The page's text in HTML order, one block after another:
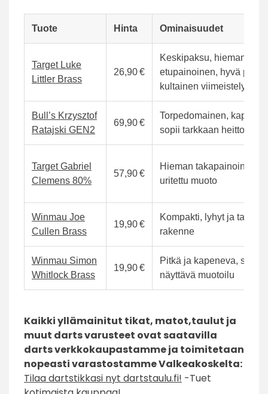
Tuote Hinta Ominaisuudet
Target Luke
Littler Brass
26,90 €
Keskipaksu, hieman
etupainoinen, hyvä pito ja
kultainen viimeistely
Bull’s Krzysztof
Ratajski GEN2
69,90 €
Torpedomainen, kapea
sopii tarkkaan heittoon
Target Gabriel
Clemens 80%
57,90 €
Hieman takapainoinen,
uritettu muoto
Winmau Joe
Cullen Brass
19,90 €
Kompakti, lyhyt ja
rakenne
Winmau Simon
Whitlock Brass
19,90 €
Pitkä ja kapeneva, syvät
näyttävä muotoilu
Kaikki yllämainitut tikat, matot,taulut ja
muut darts varusteet ovat saatavilla
darts verkkokaupastamme ja toimitetaan
nopeasti varastostamme Valkeakoskelta:
Tilaa dartstikkasi nyt dartstaulu.fi! -Tuet